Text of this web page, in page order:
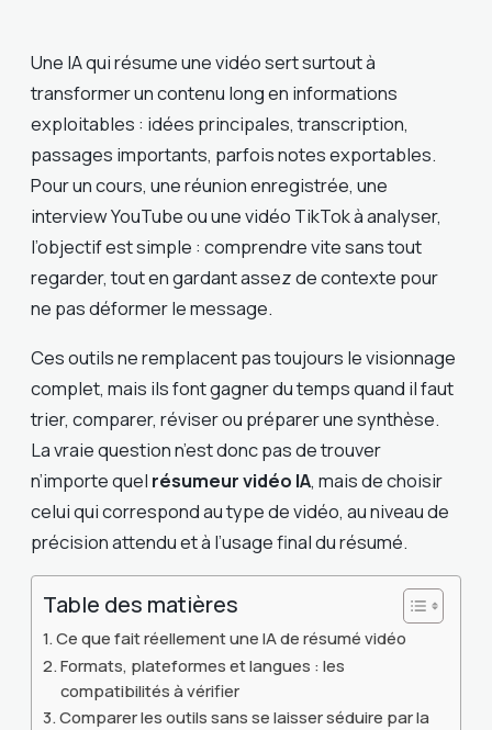
Une IA qui résume une vidéo sert surtout à
transformer un contenu long en informations
exploitables : idées principales, transcription,
passages importants, parfois notes exportables.
Pour un cours, une réunion enregistrée, une
interview YouTube ou une vidéo TikTok à analyser,
l’objectif est simple : comprendre vite sans tout
regarder, tout en gardant assez de contexte pour
ne pas déformer le message.
Ces outils ne remplacent pas toujours le visionnage
complet, mais ils font gagner du temps quand il faut
trier, comparer, réviser ou préparer une synthèse.
La vraie question n’est donc pas de trouver
n’importe quel résumeur vidéo IA, mais de choisir
celui qui correspond au type de vidéo, au niveau de
précision attendu et à l’usage final du résumé.
Table des matières
Ce que fait réellement une IA de résumé vidéo
Formats, plateformes et langues : les
compatibilités à vérifier
Comparer les outils sans se laisser séduire par la